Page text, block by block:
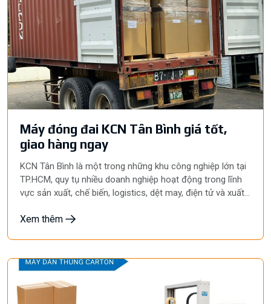
chuyên nghiệp trong hoạt động đóng gói.
Máy đóng đai KCN Tân Bình giá tốt,
giao hàng ngay
KCN Tân Bình là một trong những khu công nghiệp lớn tại
TP.HCM, quy tụ nhiều doanh nghiệp hoạt động trong lĩnh
vực sản xuất, chế biến, logistics, dệt may, điện tử và xuất
việc đầu tư máy đóng đai KCN Tân Bình đã trở thành giải
Xem thêm